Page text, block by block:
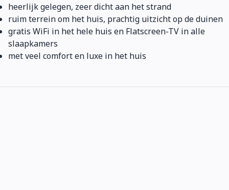
heerlijk gelegen, zeer dicht aan het strand
ruim terrein om het huis, prachtig uitzicht op de duinen
gratis WiFi in het hele huis en Flatscreen-TV in alle
slaapkamers
met veel comfort en luxe in het huis